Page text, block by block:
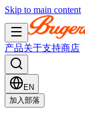
Skip to main content
产品关于支持商店
EN
加入部落